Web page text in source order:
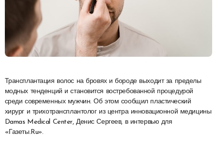
модных тенденций и становится востребованной процедурой
среди современных мужчин. Об этом сообщил пластический
хирург и трихотрансплантолог из центра инновационной медицины
Damas Medical Center, Денис Сергеев, в интервью для
«Газеты.Ru».